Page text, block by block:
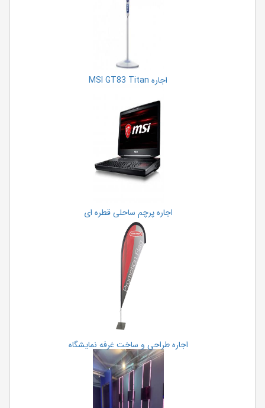
اجاره MSI GT83 Titan
اجاره پرچم ساحلی قطره ای
اجاره طراحی و ساخت غرفه نمایشگاه